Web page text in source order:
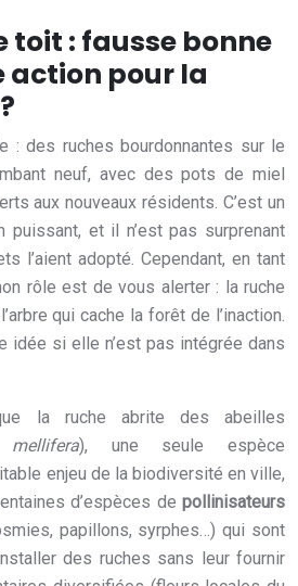
toit : fausse bonne
action pour la
: des ruches bourdonnantes sur le
neuf, avec des pots de miel
aux nouveaux résidents. C’est un
puissant, et il n’est pas surprenant
l’aient adopté. Cependant, en tant
rôle est de vous alerter : la ruche
qui cache la forêt de l’inaction.
idée si elle n’est pas intégrée dans
la ruche abrite des abeilles
), une seule espèce
enjeu de la biodiversité en ville,
d’espèces de pollinisateurs
papillons, syrphes…) qui sont
des ruches sans leur fournir